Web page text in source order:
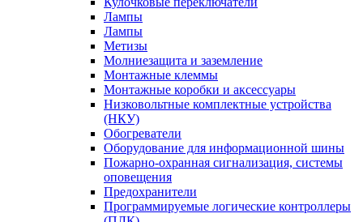
Лампы
Лампы
Метизы
Молниезащита и заземление
Монтажные клеммы
Монтажные коробки и аксессуары
Низковольтные комплектные устройства
(НКУ)
Обогреватели
Оборудование для информационной шины
Пожарно-охранная сигнализация, системы
оповещения
Предохранители
Программируемые логические контроллеры